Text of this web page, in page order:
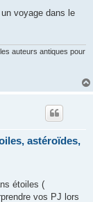
voyage dans le
auteurs antiques pour
astéroïdes,
étoiles (
vos PJ lors